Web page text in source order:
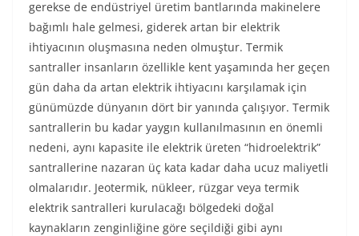
gerekse de endüstriyel üretim bantlarında makinelere
bağımlı hale gelmesi, giderek artan bir elektrik
ihtiyacının oluşmasına neden olmuştur. Termik
santraller insanların özellikle kent yaşamında her geçen
gün daha da artan elektrik ihtiyacını karşılamak için
günümüzde dünyanın dört bir yanında çalışıyor. Termik
santrallerin bu kadar yaygın kullanılmasının en önemli
nedeni, aynı kapasite ile elektrik üreten “hidroelektrik”
santrallerine nazaran üç kata kadar daha ucuz maliyetli
olmalarıdır. Jeotermik, nükleer, rüzgar veya termik
elektrik santralleri kurulacağı bölgedeki doğal
kaynakların zenginliğine göre seçildiği gibi aynı